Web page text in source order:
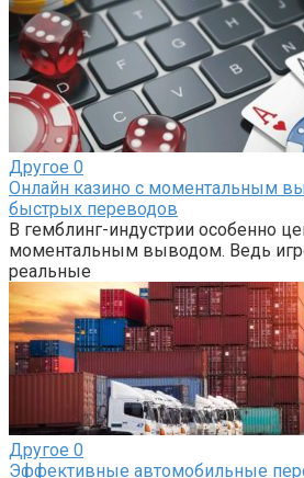
Другое 0
Онлайн казино с моментальным
быстрых переводов
В гемблинг-индустрии особенно
моментальным выводом. Ведь
реальные
Другое 0
Эффективные автомобильные